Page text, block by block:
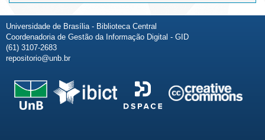
Universidade de Brasília - Biblioteca Central
Coordenadoria de Gestão da Informação Digital - GID
(61) 3107-2683
repositorio@unb.br